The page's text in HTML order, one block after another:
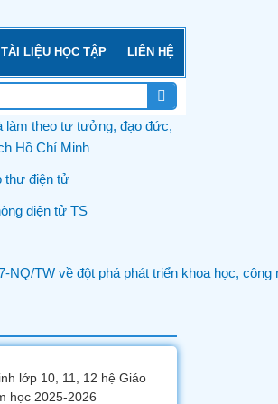
TÀI LIỆU HỌC TẬP LIÊN HỆ
Tìm
kiếm
lớp 10, 11, 12 hệ Giáo
học 2025-2026